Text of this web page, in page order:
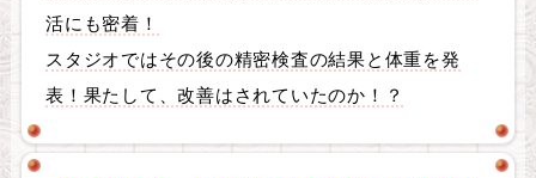
活にも密着！
スタジオではその後の精密検査の結果と体重を発
表！果たして、改善はされていたのか！？